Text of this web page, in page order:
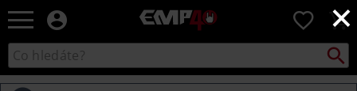
×
EMP
Hudba,
filmy
0
Katalog
vyhledávání